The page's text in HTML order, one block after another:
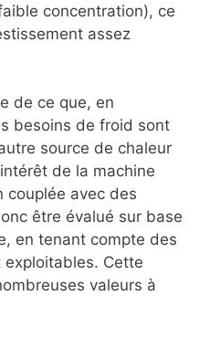
concentration), ce
assez
de ce que, en
besoins de froid sont
source de chaleur
de la machine
couplée avec des
être évalué sur base
en tenant compte des
exploitables. Cette
valeurs à